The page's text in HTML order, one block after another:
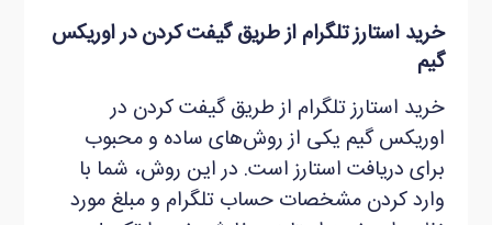
خرید استارز تلگرام از طریق گیفت کردن در اوریکس
گیم
خرید استارز تلگرام از طریق گیفت کردن در
اوریکس گیم یکی از روش‌های ساده و محبوب
برای دریافت استارز است. در این روش، شما با
وارد کردن مشخصات حساب تلگرام و مبلغ مورد